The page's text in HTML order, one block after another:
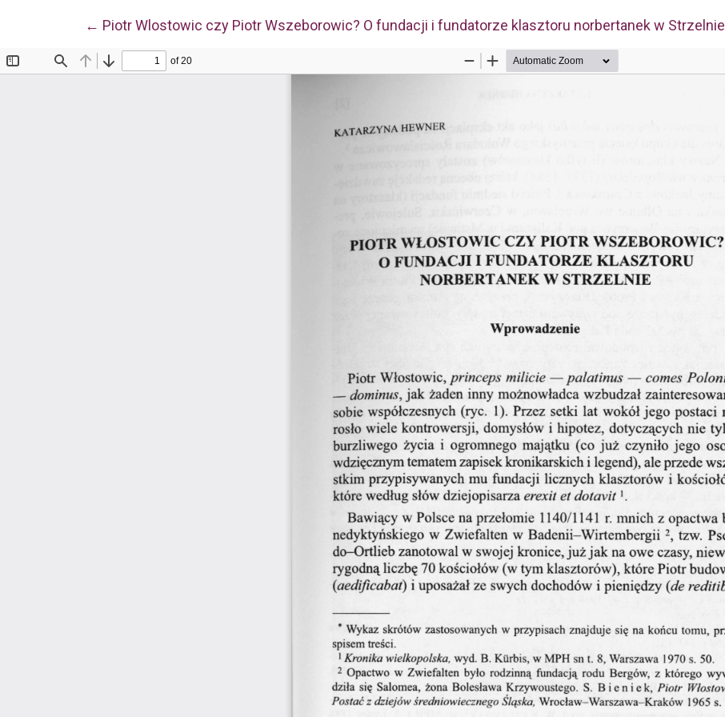
← Wróć do szczegółów artykułu
Piotr Wlostowic czy Piotr Wszeborowic? O fundacji i fundatorze klasztoru norbertanek w Strzelnie